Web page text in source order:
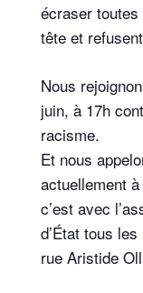
écraser
tête et
Nous
juin, à 17h
racisme.
Et nous
actuellement
c’est avec
d’État tous
rue Aristide